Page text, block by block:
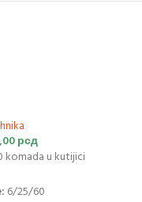
рсд
komada u kutijici
6/25/60